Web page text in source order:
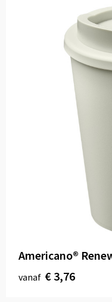
Americano®­­
vanaf € 3,76